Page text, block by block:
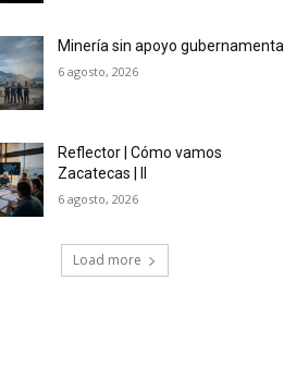
Minería sin apoyo gubernamental
6 agosto, 2026
Reflector | Cómo vamos
Zacatecas | II
6 agosto, 2026
Load more